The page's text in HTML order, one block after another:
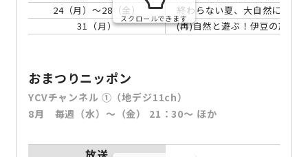
24（月）～28（金）
終わらない夏、大自然にとき
31（月）
(再)自然と遊ぶ！伊豆の旅
スクロールできます
おまつりニッポン
YCVチャンネル ①（地デジ11ch）
8月 毎週（水）～（金） 21：30～ ほか